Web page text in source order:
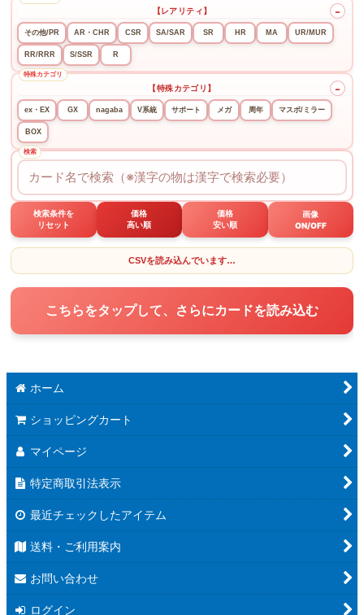
【レアリティ】 −
その他/PR AR・CHR CSR SA/SAR SR HR MA UR/MUR
RR/RRR S/SSR R
【特殊カテゴリ】 −
ex・EX GX nagaba V系統 サポート メガ 周年 マスボ/ミラー
BOX
検索条件を
リセット
価格
高い順
価格
安い順
画像
ON/OFF
CSVを読み込んでいます…
こちらをタップして、さらにカードを読み込む
ホーム
ショッピングカート
マイページ
特定商取引法表示
最近チェックしたアイテム
送料・ご利用案内
お問い合わせ
ログイン